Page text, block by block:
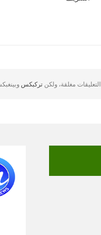
التعليقات مغلقة، ولكن تركبكس